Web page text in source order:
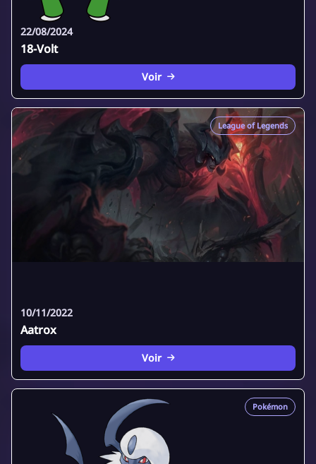
22/08/2024
18-Volt
Voir
League of Legends
10/11/2022
Aatrox
Voir
Pokémon